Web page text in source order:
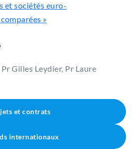
et sociétés euro-
»
Pr Gilles Leydier, Pr Laure
et contrats
internationaux